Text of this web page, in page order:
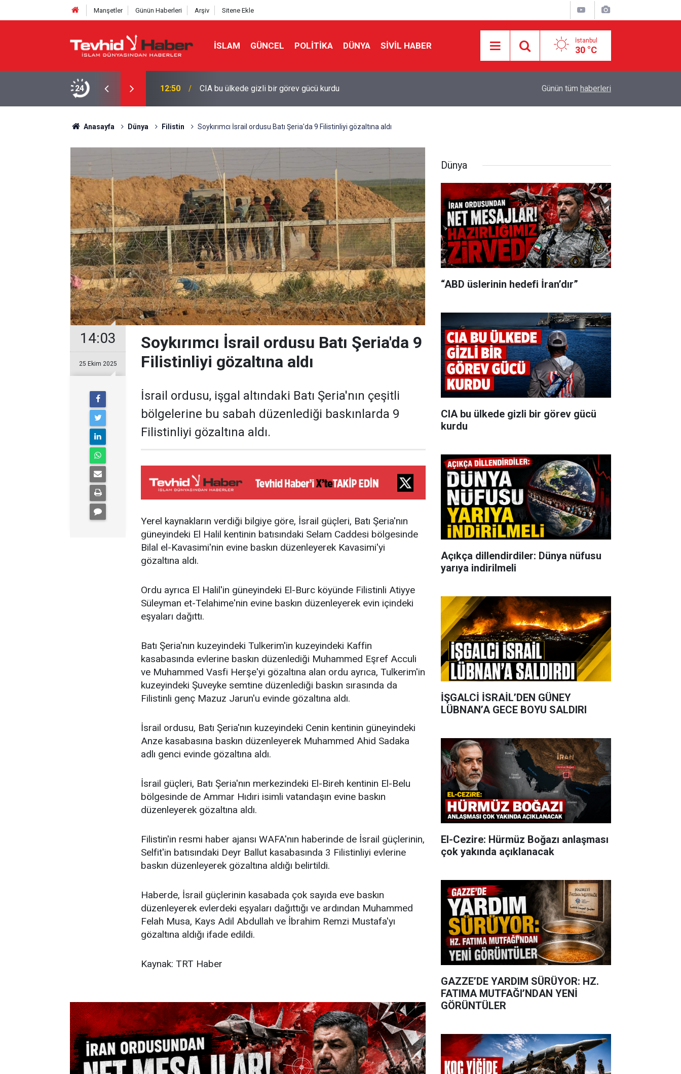
Manşetler Günün Haberleri Arşiv Sitene Ekle
İSLAM GÜNCEL POLITIKA DÜNYA SIVIL HABER İstanbul
30 °C
24 12:50 CIA bu ülkede gizli bir görev gücü kurdu Açıkça dillendirdiler: Dünya nüfusu yarıya
Günün tüm haberleri
Anasayfa Dünya Filistin Soykırımcı İsrail ordusu Batı Şeria'da 9 Filistinliyi gözaltına aldı
14:03
25 Ekim 2025
Soykırımcı İsrail ordusu Batı Şeria'da 9
Filistinliyi gözaltına aldı
İsrail ordusu, işgal altındaki Batı Şeria'nın çeşitli
bölgelerine bu sabah düzenlediği baskınlarda 9
Filistinliyi gözaltına aldı.
Yerel kaynakların verdiği bilgiye göre, İsrail güçleri, Batı Şeria'nın
güneyindeki El Halil kentinin batısındaki Selam Caddesi bölgesinde
Bilal el-Kavasimi'nin evine baskın düzenleyerek Kavasimi'yi
gözaltına aldı.
Ordu ayrıca El Halil'in güneyindeki El-Burc köyünde Filistinli Atiyye
Süleyman et-Telahime'nin evine baskın düzenleyerek evin içindeki
eşyaları dağıttı.
Batı Şeria'nın kuzeyindeki Tulkerim'in kuzeyindeki Kaffin
kasabasında evlerine baskın düzenlediği Muhammed Eşref Acculi
ve Muhammed Vasfi Herşe'yi gözaltına alan ordu ayrıca, Tulkerim'in
kuzeyindeki Şuveyke semtine düzenlediği baskın sırasında da
Filistinli genç Mazuz Jarun'u evinde gözaltına aldı.
İsrail ordusu, Batı Şeria'nın kuzeyindeki Cenin kentinin güneyindeki
Anze kasabasına baskın düzenleyerek Muhammed Ahid Sadaka
adlı genci evinde gözaltına aldı.
İsrail güçleri, Batı Şeria'nın merkezindeki El-Bireh kentinin El-Belu
bölgesinde de Ammar Hıdıri isimli vatandaşın evine baskın
düzenleyerek gözaltına aldı.
Filistin'in resmi haber ajansı WAFA'nın haberinde de İsrail güçlerinin,
Selfit'in batısındaki Deyr Ballut kasabasında 3 Filistinliyi evlerine
baskın düzenleyerek gözaltına aldığı belirtildi.
Haberde, İsrail güçlerinin kasabada çok sayıda eve baskın
düzenleyerek evlerdeki eşyaları dağıttığı ve ardından Muhammed
Felah Musa, Kays Adil Abdullah ve İbrahim Remzi Mustafa'yı
gözaltına aldığı ifade edildi.
Kaynak: TRT Haber
Dünya
“ABD üslerinin hedefi İran’dır”
CIA bu ülkede gizli bir görev gücü
kurdu
Açıkça dillendirdiler: Dünya nüfusu
yarıya indirilmeli
İŞGALCİ İSRAİL’DEN GÜNEY
LÜBNAN’A GECE BOYU SALDIRI
El-Cezire: Hürmüz Boğazı anlaşması
çok yakında açıklanacak
GAZZE’DE YARDIM SÜRÜYOR: HZ.
FATIMA MUTFAĞI’NDAN YENİ
GÖRÜNTÜLER